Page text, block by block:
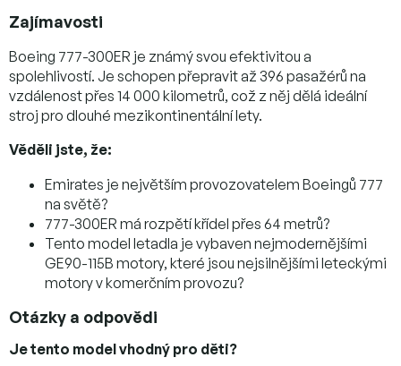
Zajímavosti
Boeing 777-300ER je známý svou efektivitou a
spolehlivostí. Je schopen přepravit až 396 pasažérů na
vzdálenost přes 14 000 kilometrů, což z něj dělá ideální
stroj pro dlouhé mezikontinentální lety.
Věděli jste, že:
Emirates je největším provozovatelem Boeingů 777
na světě?
777-300ER má rozpětí křídel přes 64 metrů?
Tento model letadla je vybaven nejmodernějšími
GE90-115B motory, které jsou nejsilnějšími leteckými
motory v komerčním provozu?
Otázky a odpovědi
Je tento model vhodný pro děti?